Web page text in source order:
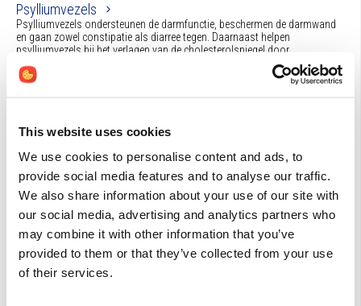
This website uses cookies
We use cookies to personalise content and ads, to
provide social media features and to analyse our traffic.
We also share information about your use of our site with
our social media, advertising and analytics partners who
may combine it with other information that you’ve
provided to them or that they’ve collected from your use
of their services.
Psylliumvezels
Psylliumvezels ondersteunen de darmfunctie, beschermen de darmwand
en gaan zowel constipatie als diarree tegen. Daarnaast helpen
psylliumvezels bij het verlagen van de cholesterolspiegel door
cholesterolbinding en het stimuleren van galzoutvorming.
Lactobacillus rhamnosus GG
de gastheer mede ten goede komt door het verbeteren van de intestinale
microbiële balans (toename symbionten, afname pathobionten),
versterken van de darmbarrièr ...
Probiotica
Probiotica bevorderen een gezonde microbiële flora in het maag-
darmkanaal (intestinaal microbioom). De
Wereldgezondheidsorganisatie definieert probiotica (‘voor het leven’) als
levende microorganismen die - in voldoende hoeveelheid ingenomen - de
gezondheid van de gastheer ten goede komen.